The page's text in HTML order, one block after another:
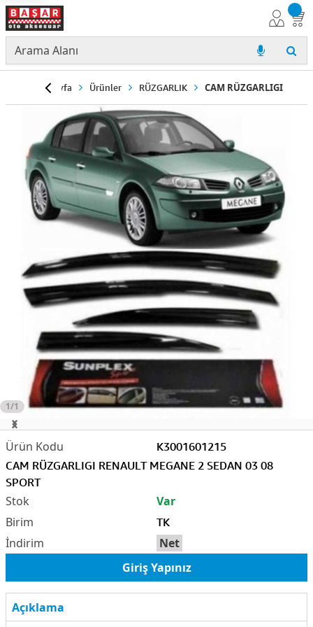
Anasayfa Ürünler RÜZGARLIK CAM RÜZGARLIGI
1/1
K3001601215
CAM RÜZGARLIGI RENAULT MEGANE 2 SEDAN 03 08
SPORT
TK
Net
Var
Giriş Yapınız
Açıklama